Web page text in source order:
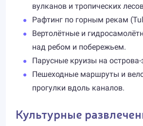
вулканов и тропических
Рафтинг по горным рекам
Вертолётные и
над ребом и побережьем.
Парусные круизы на
Пешеходные маршруты и
прогулки вдоль каналов.
Культурные